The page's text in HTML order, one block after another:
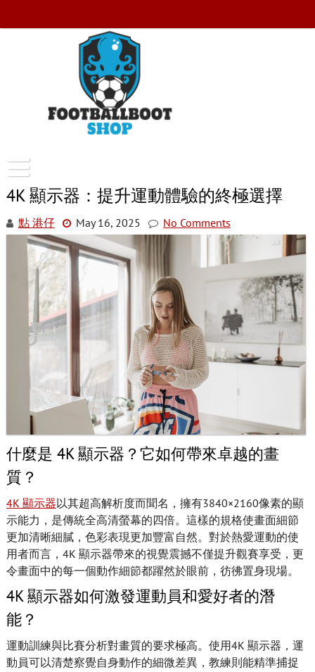
4K 顯示器：提升運動體驗的終極選擇
點 港仔 May 16, 2025 No Comments
什麼是 4K 顯示器？它如何帶來卓越的畫
質？
4K 顯示器以其超高解析度而聞名，擁有3840×2160像素的顯
示能力，是傳統全高清螢幕的四倍。這樣的規格使畫面細節
更加清晰細膩，色彩表現更加豐富自然。對於熱愛運動的使
用者而言，4K 顯示器帶來的視覺震撼不僅提升觀賽享受，更
令畫面中的每一個動作細節都躍然於眼前，彷彿置身現場。
4K 顯示器如何激發運動員和愛好者的潛
能？
運動訓練與比賽分析對畫質的要求極高。使用4K 顯示器，運
動員可以清楚察覺自身動作的細微差異，教練則能精準捕捉